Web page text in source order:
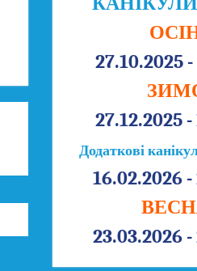
27.10.2025
27.12.2025
Додаткові
16.02.2026
23.03.2026